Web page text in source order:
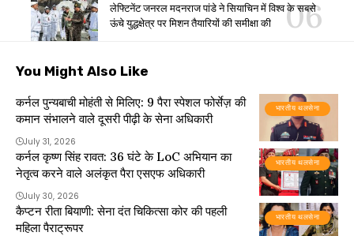
लेफ्टिनेंट जनरल मदनराज पांडे ने सियाचिन में विश्व के सबसे
ऊंचे युद्धक्षेत्र पर मिशन तैयारियों की समीक्षा की
You Might Also Like
भारतीय थलसेना
कर्नल पुन्यबाची मोहंती से मिलिए: 9 पैरा स्पेशल फोर्सेज़ की
कमान संभालने वाले दूसरी पीढ़ी के सेना अधिकारी
July 31, 2026
भारतीय थलसेना
कर्नल कृष्ण सिंह रावत: 36 घंटे के LoC अभियान का
नेतृत्व करने वाले अलंकृत पैरा एसएफ अधिकारी
July 30, 2026
भारतीय थलसेना
कैप्टन रीता बियाणी: सेना दंत चिकित्सा कोर की पहली
महिला पैराट्रूपर